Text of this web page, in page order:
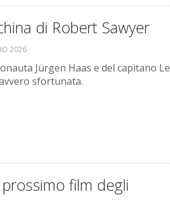
di Robert Sawyer
2026
Jürgen Haas e del capitano
sfortunata.
film degli